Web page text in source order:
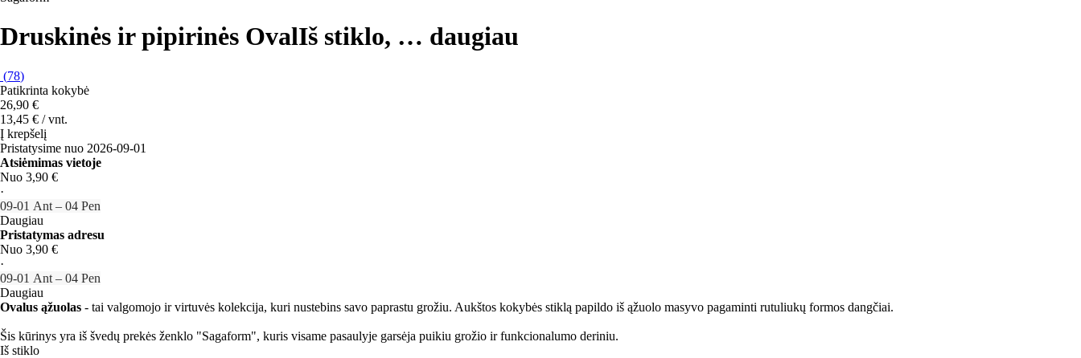
Druskinės ir pipirinės OvalIš stiklo, … daugiau
(78)
Patikrinta kokybė
26,90 €
13,45 € / vnt.
Į krepšelį
Pristatysime nuo 2026‑09‑01
Atsiėmimas vietoje
Nuo 3,90 €
·
09‑01 Ant – 04 Pen
Daugiau
Pristatymas adresu
Nuo 3,90 €
·
09‑01 Ant – 04 Pen
Daugiau
Ovalus ąžuolas - tai valgomojo ir virtuvės kolekcija, kuri nustebins savo paprastu grožiu. Aukštos kokybės stiklą papildo iš ąžuolo masyvo pagaminti rutuliukų formos dangčiai.
Šis kūrinys yra iš švedų prekės ženklo "Sagaform", kuris visame pasaulyje garsėja puikiu grožio ir funkcionalumo deriniu.
Iš stiklo